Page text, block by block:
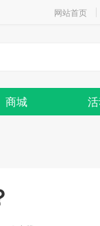
网站首页
商城